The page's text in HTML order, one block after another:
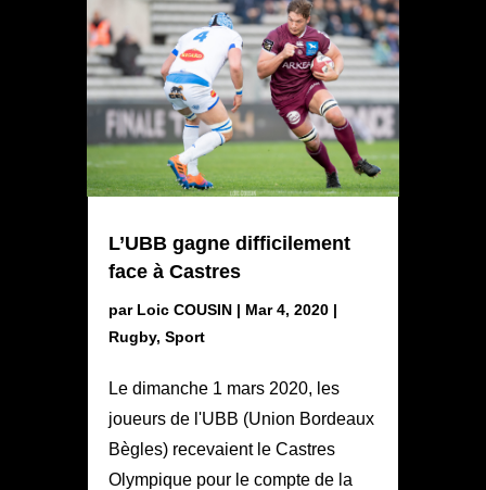
L’UBB gagne difficilement
face à Castres
par Loic COUSIN| Mar 4, 2020|
Rugby, Sport
Le dimanche 1 mars 2020, les
joueurs de l'UBB (Union Bordeaux
Bègles) recevaient le Castres
Olympique pour le compte de la